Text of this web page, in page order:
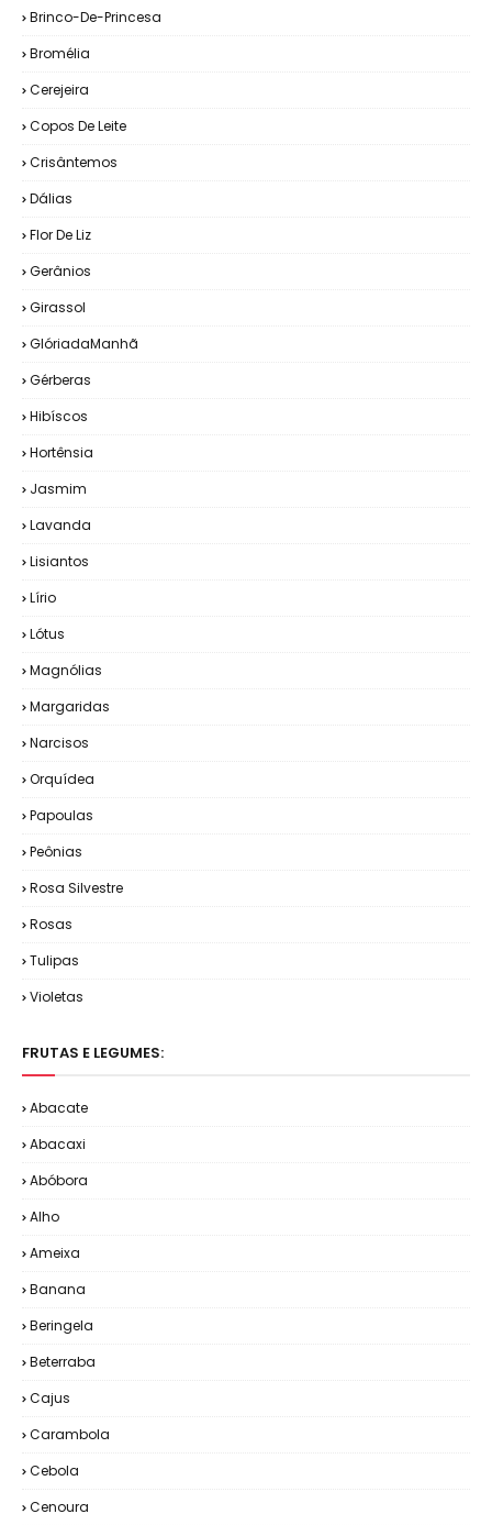
Brinco-De-Princesa
Bromélia
Cerejeira
Copos De Leite
Crisântemos
Dálias
Flor De Liz
Gerânios
Girassol
GlóriadaManhã
Gérberas
Hibíscos
Hortênsia
Jasmim
Lavanda
Lisiantos
Lírio
Lótus
Magnólias
Margaridas
Narcisos
Orquídea
Papoulas
Peônias
Rosa Silvestre
Rosas
Tulipas
Violetas
FRUTAS E LEGUMES:
Abacate
Abacaxi
Abóbora
Alho
Ameixa
Banana
Beringela
Beterraba
Cajus
Carambola
Cebola
Cenoura